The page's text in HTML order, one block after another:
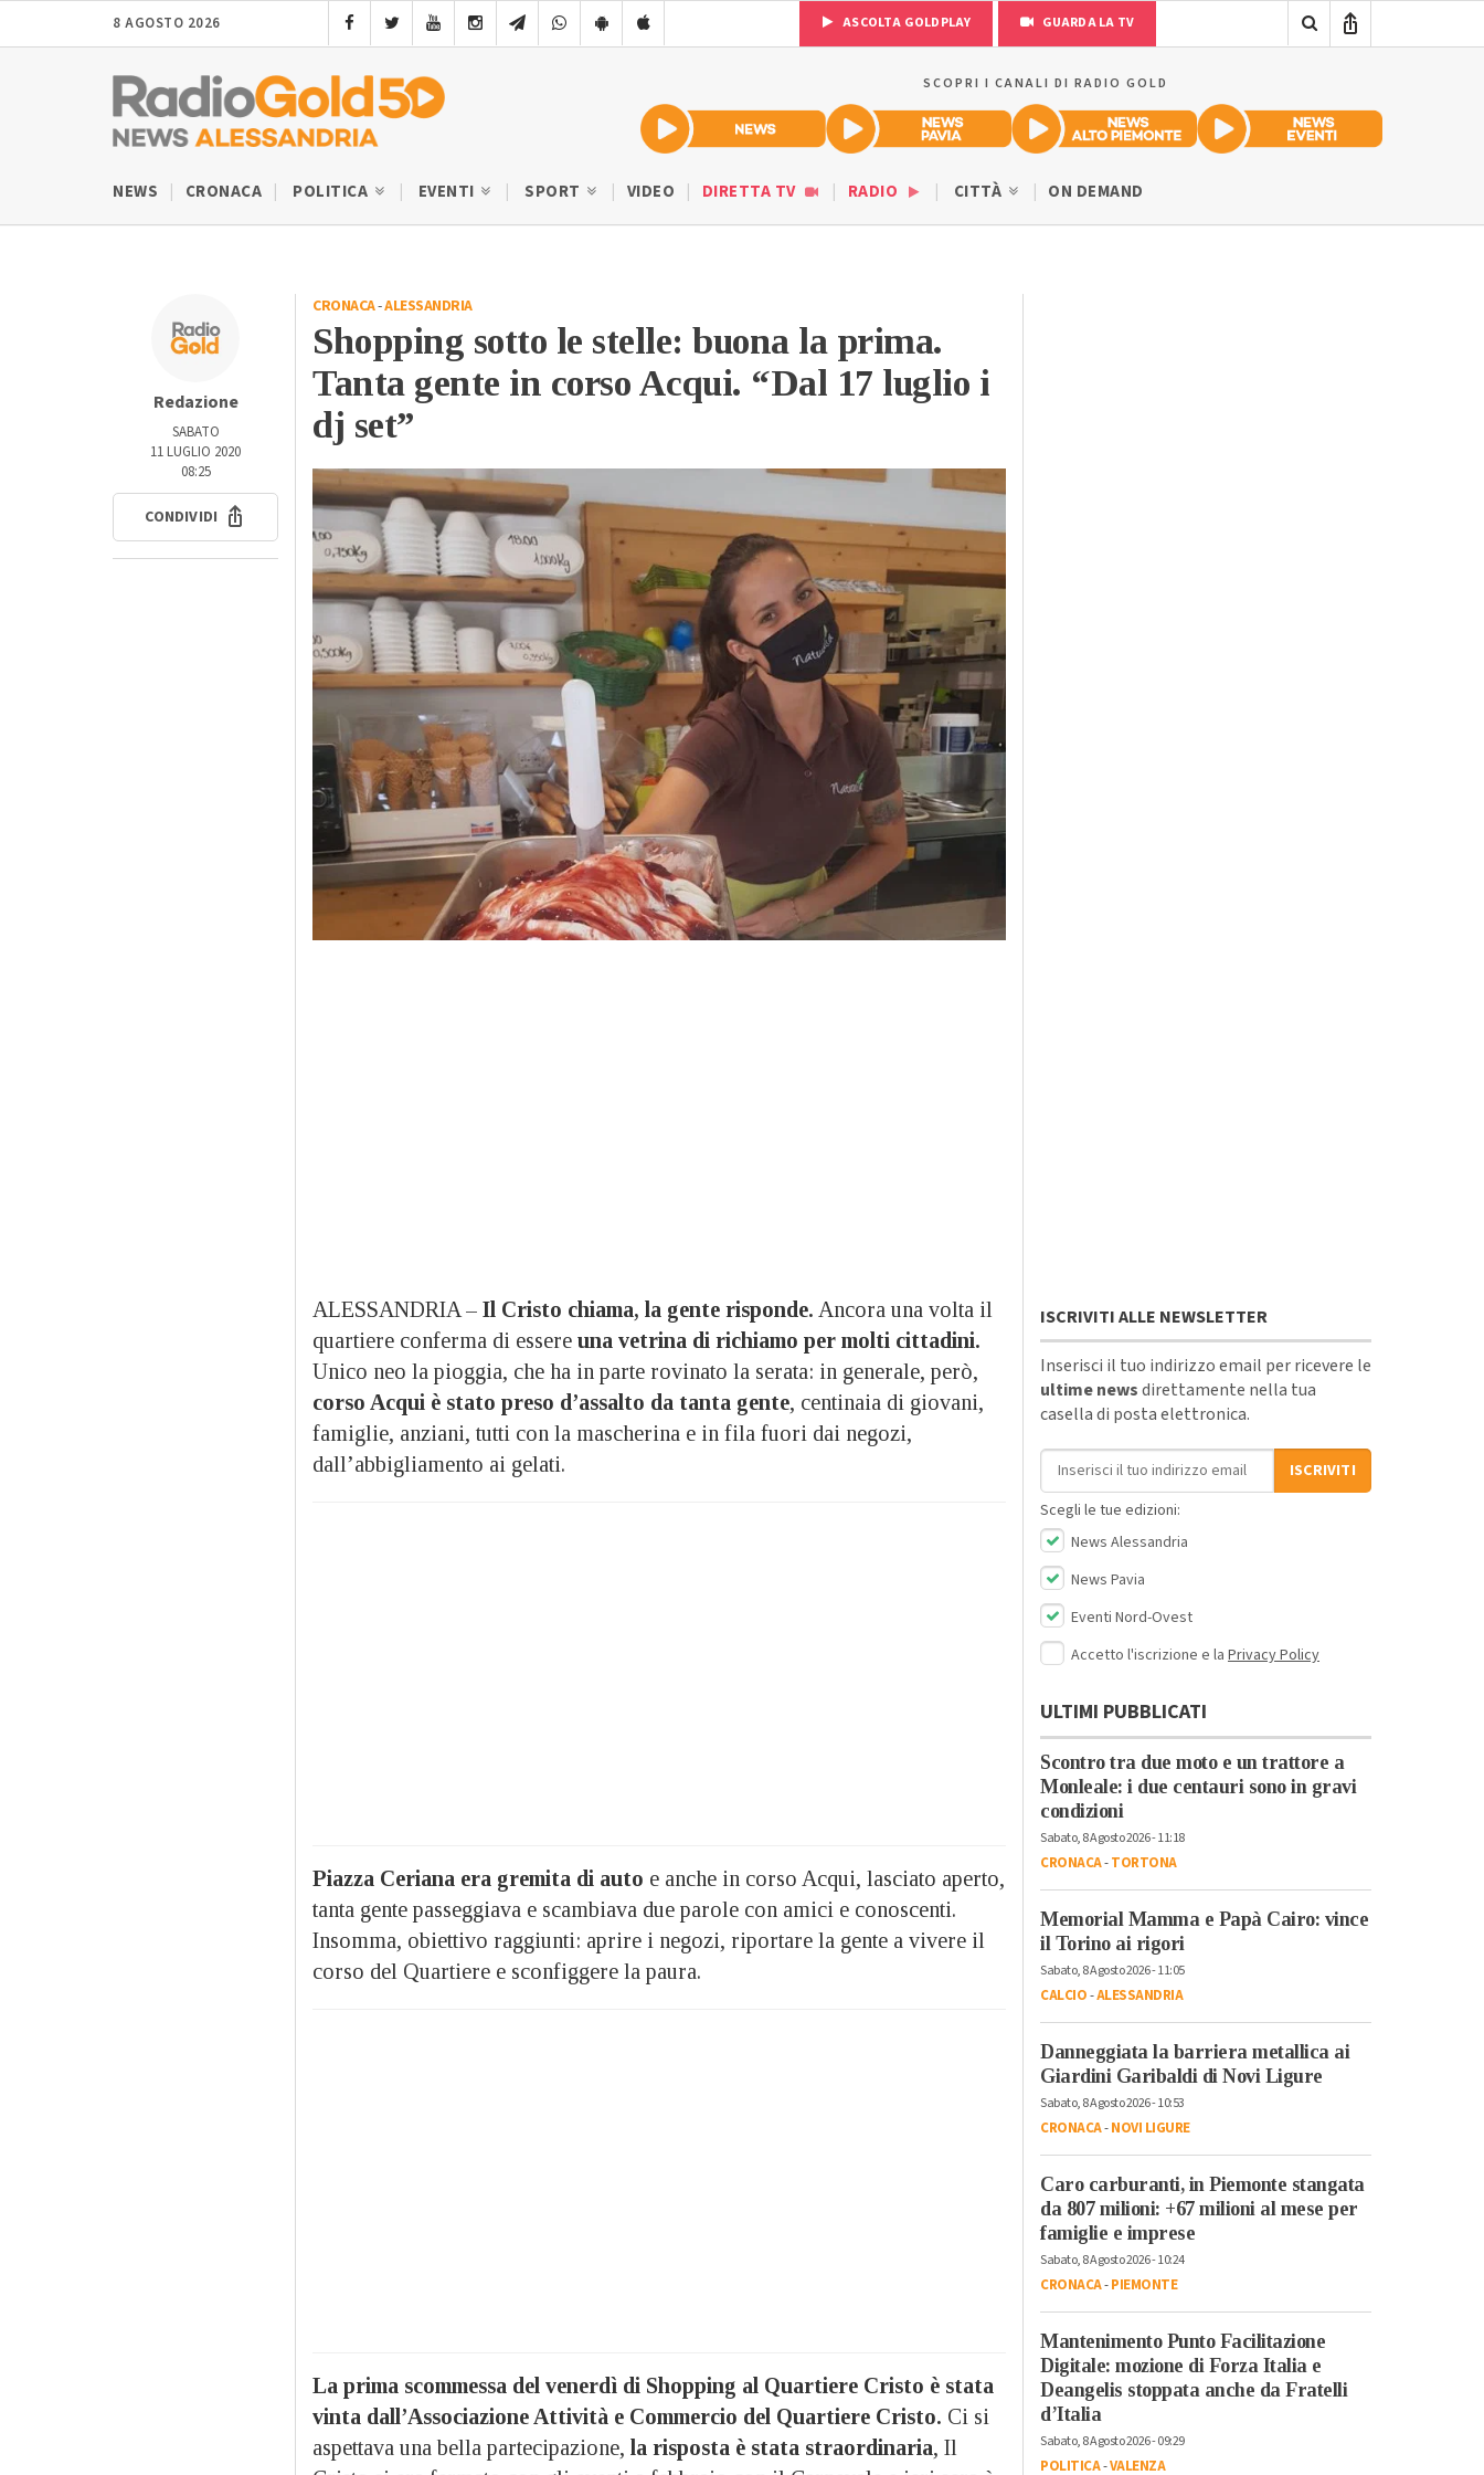
8 AGOSTO 2026 ASCOLTA GOLDPLAY GUARDA LA TV
SCOPRI I CANALI DI RADIO GOLD
NEWS CRONACA POLITICA EVENTI SPORT VIDEO DIRETTA TV RADIO CITTÀ ON DEMAND
Redazione
SABATO
11 LUGLIO 2020
08:25
CONDIVIDI
CRONACA-ALESSANDRIA
Shopping sotto le stelle: buona la prima.
Tanta gente in corso Acqui. “Dal 17 luglio i
dj set”
ALESSANDRIA – Il Cristo chiama, la gente risponde. Ancora una volta il
quartiere conferma di essere una vetrina di richiamo per molti cittadini.
Unico neo la pioggia, che ha in parte rovinato la serata: in generale, però,
corso Acqui è stato preso d’assalto da tanta gente, centinaia di giovani,
famiglie, anziani, tutti con la mascherina e in fila fuori dai negozi,
dall’abbigliamento ai gelati.
Piazza Ceriana era gremita di auto e anche in corso Acqui, lasciato aperto,
tanta gente passeggiava e scambiava due parole con amici e conoscenti.
Insomma, obiettivo raggiunti: aprire i negozi, riportare la gente a vivere il
corso del Quartiere e sconfiggere la paura.
La prima scommessa del venerdì di Shopping al Quartiere Cristo è stata
vinta dall’Associazione Attività e Commercio del Quartiere Cristo. Ci si
aspettava una bella partecipazione, la risposta è stata straordinaria, Il
ISCRIVITI ALLE NEWSLETTER
Inserisci il tuo indirizzo email per ricevere le
ultime newsdirettamente nella tua
casella di posta elettronica.
Indirizzo email
ISCRIVITI
Scegli le tue edizioni:
News Alessandria
News Pavia
Eventi Nord-Ovest
Accetto l'iscrizione e la Privacy Policy
ULTIMI PUBBLICATI
Scontro tra due moto e un trattore a
Monleale: i due centauri sono in gravi
condizioni
Sabato, 8 Agosto 2026 - 11:18
CRONACA-TORTONA
Memorial Mamma e Papà Cairo: vince
il Torino ai rigori
Sabato, 8 Agosto 2026 - 11:05
CALCIO-ALESSANDRIA
Danneggiata la barriera metallica ai
Giardini Garibaldi di Novi Ligure
Sabato, 8 Agosto 2026 - 10:53
CRONACA-NOVI LIGURE
Caro carburanti, in Piemonte stangata
da 807 milioni: +67 milioni al mese per
famiglie e imprese
Sabato, 8 Agosto 2026 - 10:24
CRONACA-PIEMONTE
Mantenimento Punto Facilitazione
Digitale: mozione di Forza Italia e
Deangelis stoppata anche da Fratelli
d’Italia
Sabato, 8 Agosto 2026 - 09:29
POLITICA-VALENZA